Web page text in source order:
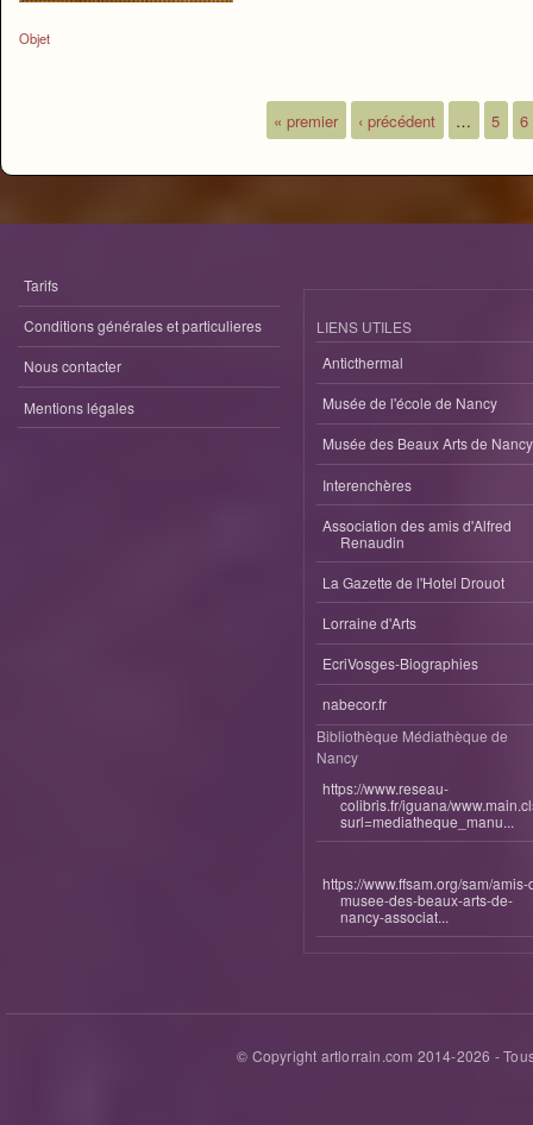
Objet
« premier ‹ précédent … 5 6
Tarifs
Conditions générales et particulieres
Nous contacter
Mentions légales
LIENS UTILES
Anticthermal
Musée de l'école de Nancy
Musée des Beaux Arts de Nancy
Interenchères
Association des amis d'Alfred
Renaudin
La Gazette de l'Hotel Drouot
Lorraine d'Arts
EcriVosges-Biographies
nabecor.fr
Bibliothèque Médiathèque de
Nancy
https://www.reseau-
colibris.fr/iguana/
surl=mediatheque_manu...
https://www.ffsam.org/sam/amis-
musee-des-beaux-arts-de-
nancy-associat...
© Copyright artlorrain.com 2014-2026 -